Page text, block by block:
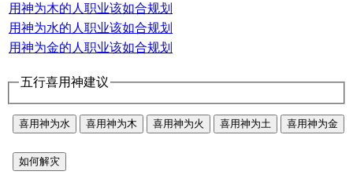
用神为木的人职业该如合规划
用神为水的人职业该如合规划
用神为金的人职业该如合规划
五行喜用神建议
喜用神为水 喜用神为木 喜用神为火 喜用神为土 喜用神为金
如何解灾